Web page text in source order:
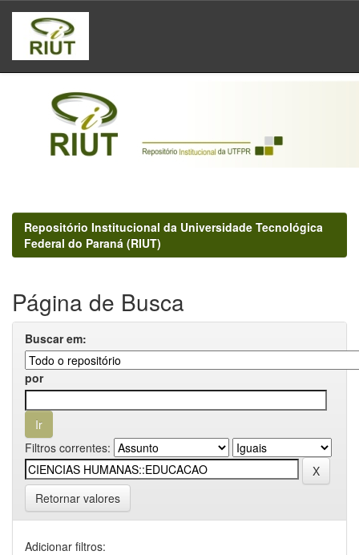
Skip
navigation
Repositório Institucional da Universidade Tecnológica
Federal do Paraná (RIUT)
Página de Busca
Buscar em:
por
Filtros correntes:
Retornar valores
Adicionar filtros: